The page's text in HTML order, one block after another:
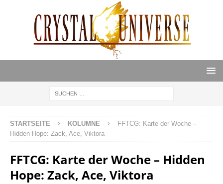
STARTSEITE KOLUMNE
FFTCG: Karte der Woche –
Hidden Hope: Zack, Ace, Viktora
FFTCG: Karte der Woche – Hidden
Hope: Zack, Ace, Viktora